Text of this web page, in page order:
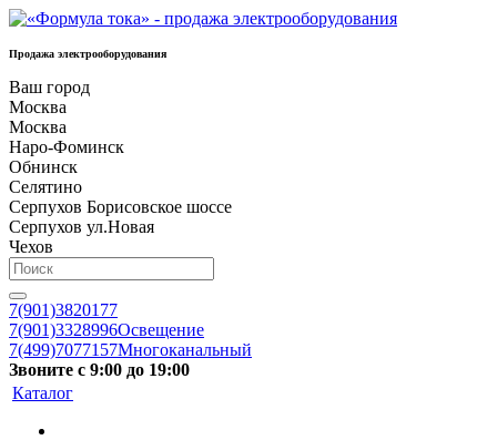
Продажа электрооборудования
Ваш город
Москва
Москва
Наро-Фоминск
Обнинск
Селятино
Серпухов Борисовское шоссе
Серпухов ул.Новая
Чехов
7(901)3820177
7(901)3328996Освещение
7(499)7077157Многоканальный
Звоните с 9:00 до 19:00
Каталог